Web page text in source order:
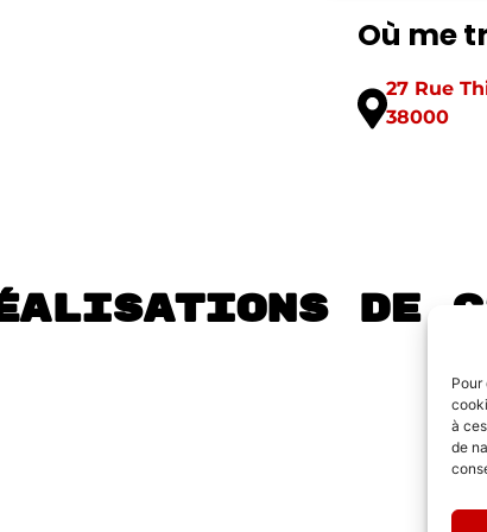
Pour
à
de
Où me
27 Rue
38000
de
Fresque Musée de la